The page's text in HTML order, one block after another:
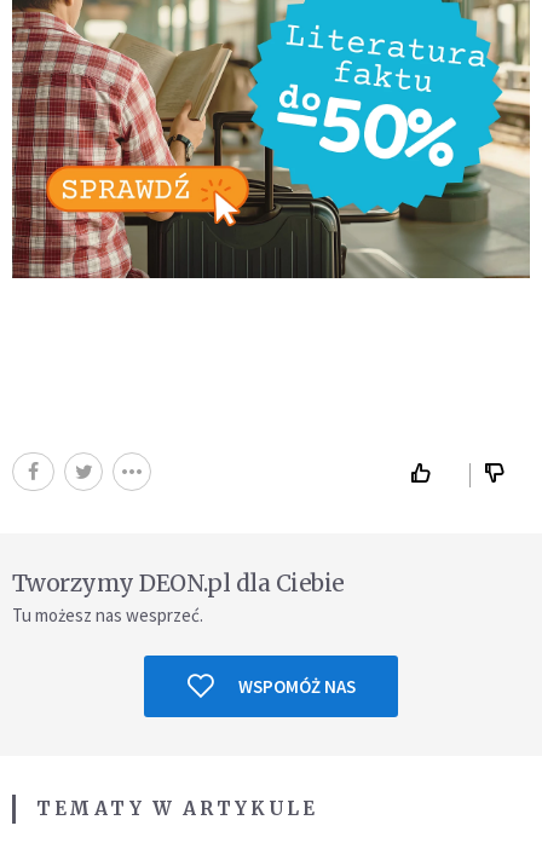
Tworzymy DEON.pl dla Ciebie
Tu możesz nas wesprzeć.
WSPOMÓŻ NAS
TEMATY W ARTYKULE